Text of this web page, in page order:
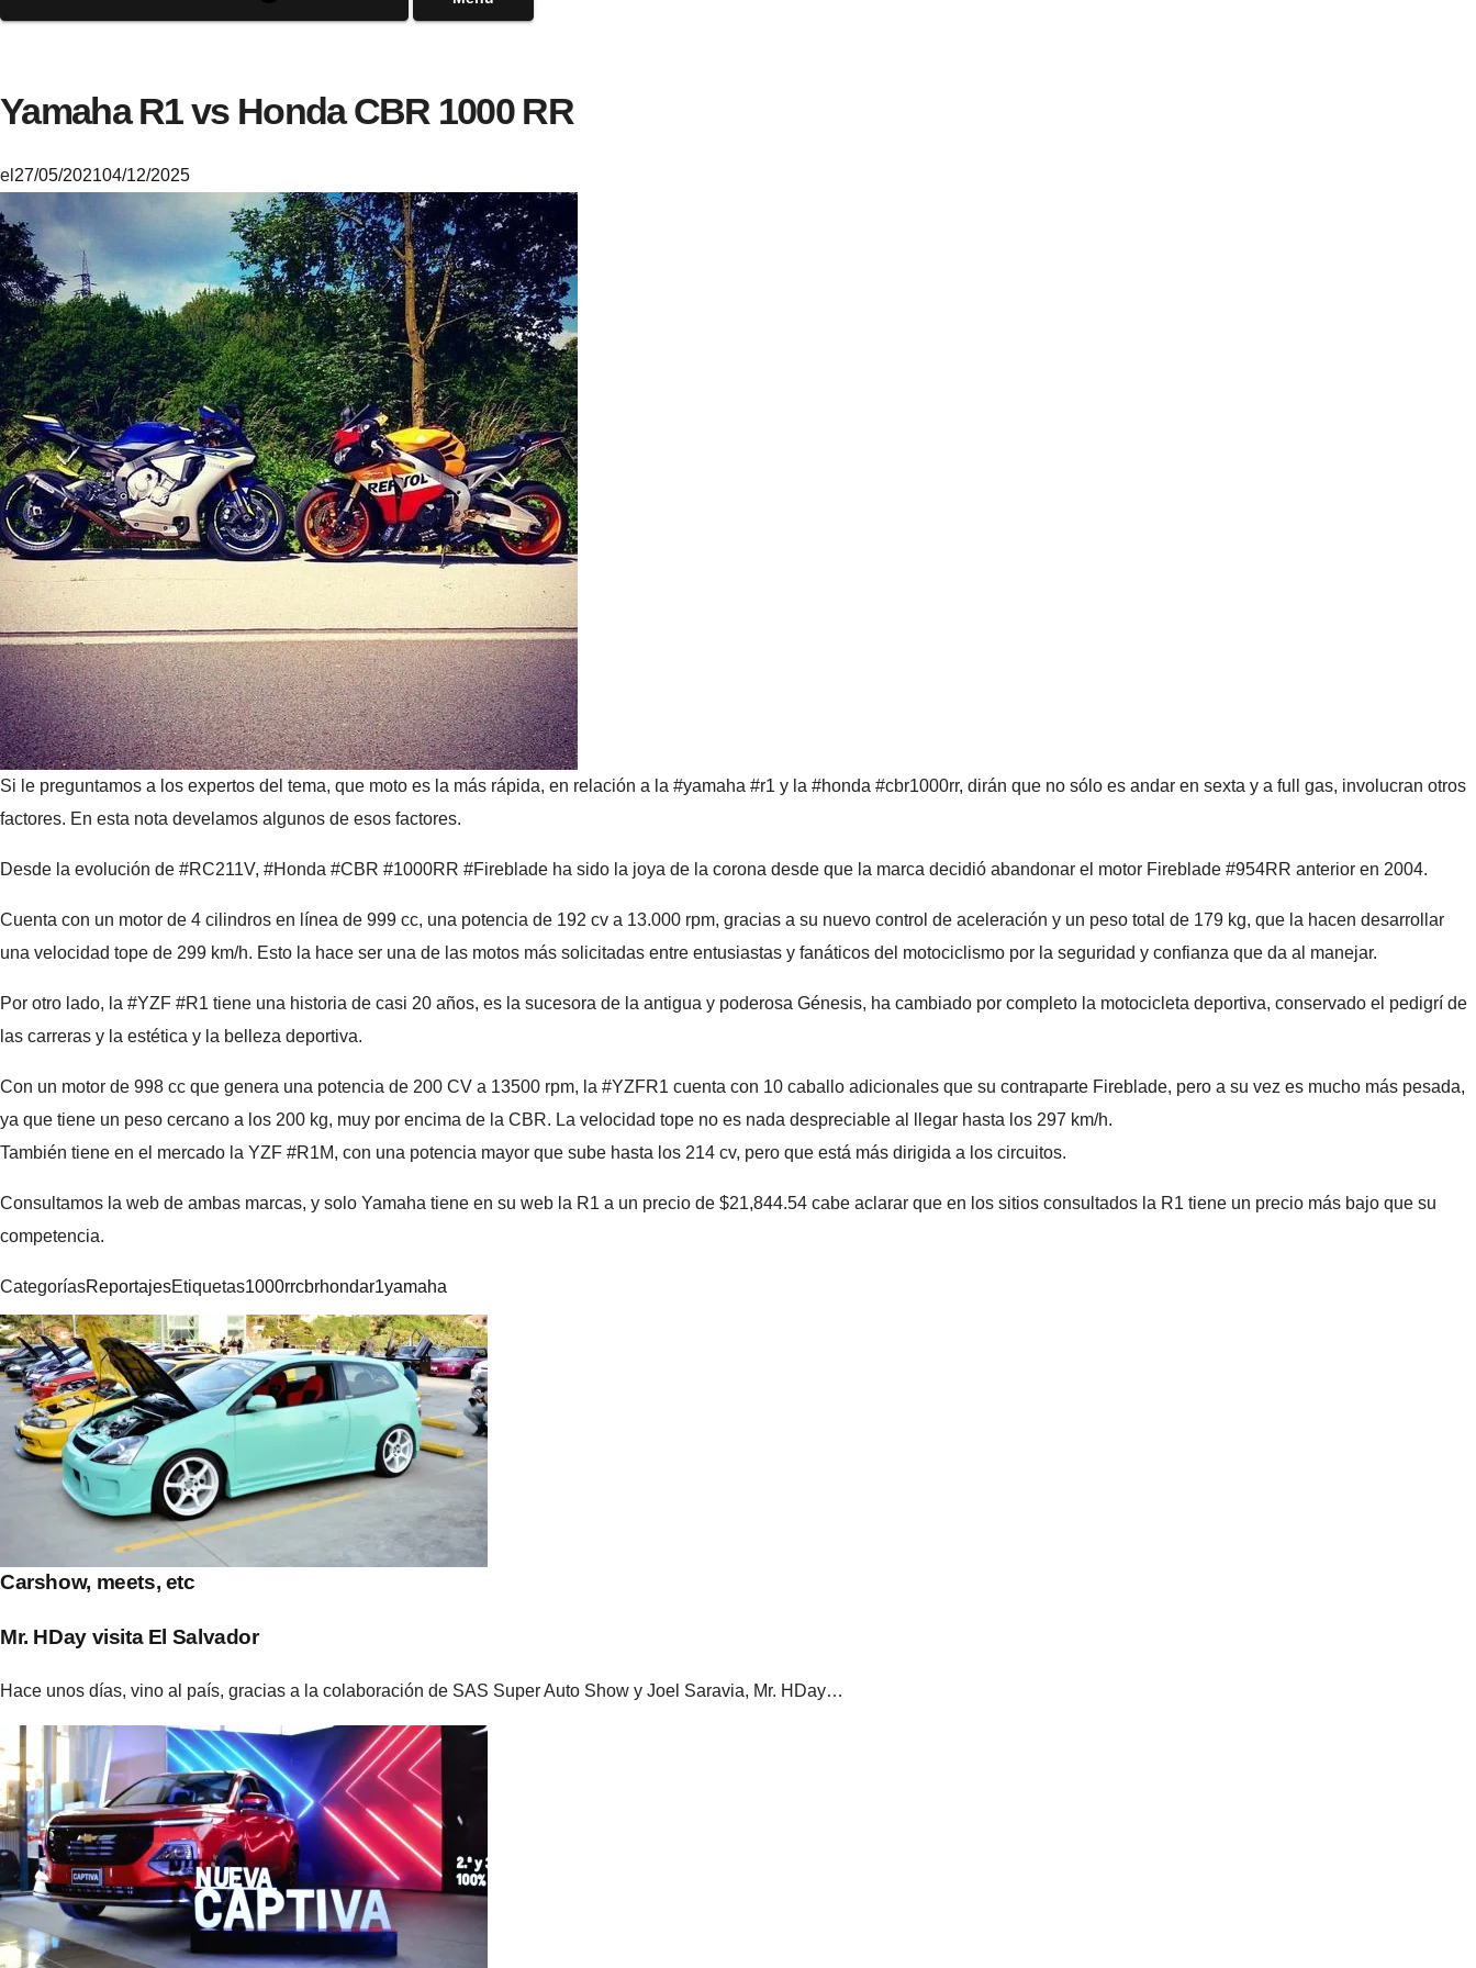
Yamaha R1 vs Honda CBR 1000 RR
M
i
k
e
el 27/05/202104/12/2025
Si le preguntamos a los expertos del tema, que moto es la más rápida, en relación a la #yamaha #r1 y la #honda #cbr1000rr, dirán que no sólo es andar en sexta y a full gas, involucran otros
factores. En esta nota develamos algunos de esos factores.
Desde la evolución de #RC211V, #Honda #CBR #1000RR #Fireblade ha sido la joya de la corona desde que la marca decidió abandonar el motor Fireblade #954RR anterior en 2004.
Cuenta con un motor de 4 cilindros en línea de 999 cc, una potencia de 192 cv a 13.000 rpm, gracias a su nuevo control de aceleración y un peso total de 179 kg, que la hacen desarrollar
una velocidad tope de 299 km/h. Esto la hace ser una de las motos más solicitadas entre entusiastas y fanáticos del motociclismo por la seguridad y confianza que da al manejar.
Por otro lado, la #YZF #R1 tiene una historia de casi 20 años, es la sucesora de la antigua y poderosa Génesis, ha cambiado por completo la motocicleta deportiva, conservado el pedigrí de
las carreras y la estética y la belleza deportiva.
Con un motor de 998 cc que genera una potencia de 200 CV a 13500 rpm, la #YZFR1 cuenta con 10 caballo adicionales que su contraparte Fireblade, pero a su vez es mucho más pesada,
ya que tiene un peso cercano a los 200 kg, muy por encima de la CBR. La velocidad tope no es nada despreciable al llegar hasta los 297 km/h.
También tiene en el mercado la YZF #R1M, con una potencia mayor que sube hasta los 214 cv, pero que está más dirigida a los circuitos.
Consultamos la web de ambas marcas, y solo Yamaha tiene en su web la R1 a un precio de $21,844.54 cabe aclarar que en los sitios consultados la R1 tiene un precio más bajo que su
competencia.
CategoríasReportajesEtiquetas1000rrcbrhondar1yamaha
Navegación
de
entradas
Carshow, meets, etc
Mr. HDay visita El Salvador
Hace unos días, vino al país, gracias a la colaboración de SAS Super Auto Show y Joel Saravia, Mr. HDay…